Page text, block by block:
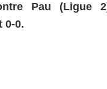
Pau (Ligue
0-0.